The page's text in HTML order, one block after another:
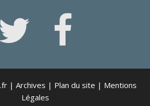
| Archives | Plan du site | Mentions
Légales